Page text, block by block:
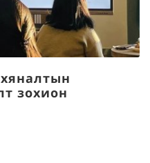
зохион